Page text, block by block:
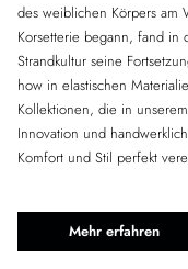
des weiblichen Körpers am
Korsetterie begann, fand in
Strandkultur seine
how in elastischen
Kollektionen, die in
Innovation und
Komfort und Stil perfekt
Mehr erfahren